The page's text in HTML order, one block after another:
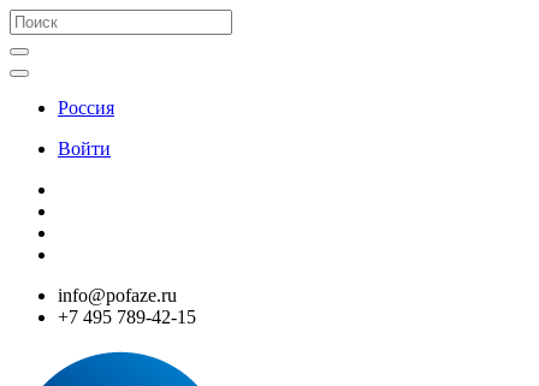
Россия
Войти
info@pofaze.ru
+7 495 789-42-15